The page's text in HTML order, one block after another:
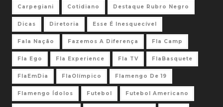
Carpegiani Cotidiano Destaque Rubro Negro
Dicas Diretoria Esse É Inesquecível
Fala Nação Fazemos A Diferença Fla Camp
Fla Ego Fla Experience Fla TV FlaBasquete
FlaEmDia FlaOlímpico Flamengo De 19
Flamengo Ídolos Futebol Futebol Americano